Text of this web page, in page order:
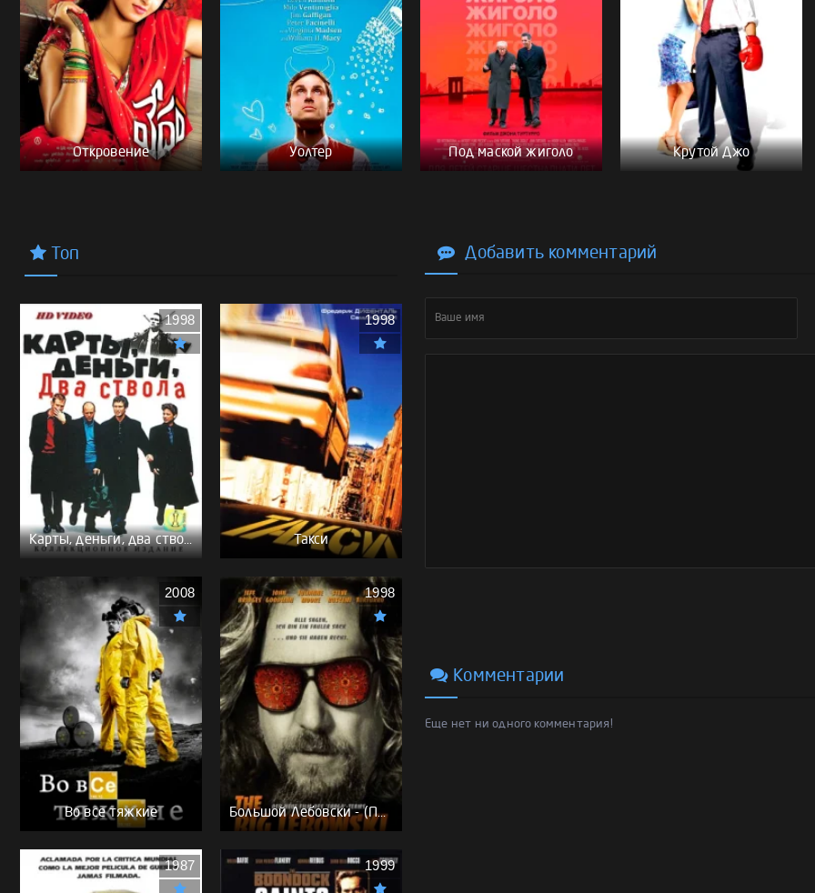
Откровение Уолтер Под маской жиголо Крутой Джо
Топ
Карты, деньги, два ствола - (Перевод Гоблина)
1998
Такси
1998
Во все тяжкие
2008
Большой Лебовски - (Перевод Гоблина)
1998
1987 1999
Добавить комментарий
Комментарии
Еще нет ни одного комментария!